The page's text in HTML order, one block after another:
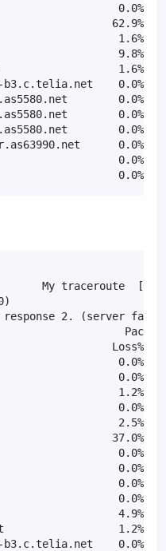
0.0%
62.9%
1.6%
9.8%    62
1.6%    62
b3.c.telia.net    0.0%
0.0%
0.0%
0.0%
0.0%
0.0%
0.0%
My traceroute
response 2. (server
Loss%   Snt
0.0%
0.0%
1.2%
0.0%
2.5%
37.0%
0.0%
0.0%
0.0%
0.0%
4.9%    81
1.2%    81
b3.c.telia.net    0.0%